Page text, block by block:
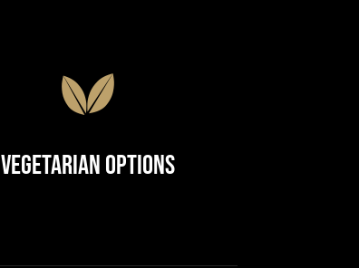
Vegetarian Options